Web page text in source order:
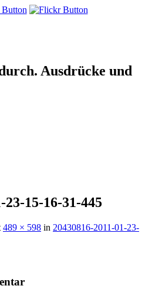
Ausdrücke und
23-15-16-31-445
489 × 598 in 20430816-2011-01-23-